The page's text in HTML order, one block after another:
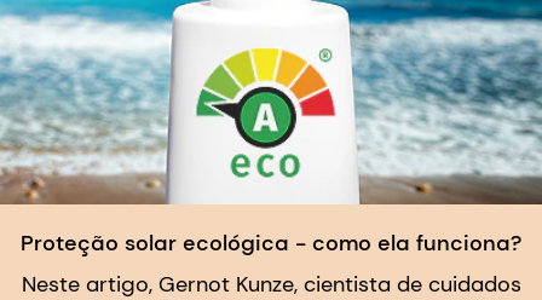
Proteção solar ecológica - como ela funciona?
Neste artigo, Gernot Kunze, cientista de cuidados